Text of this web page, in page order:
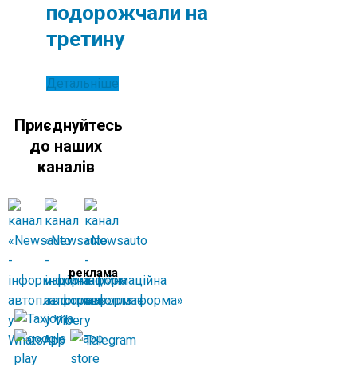
подорожчали на
третину
Детальніше
Приєднуйтесь
до наших
каналів
реклама